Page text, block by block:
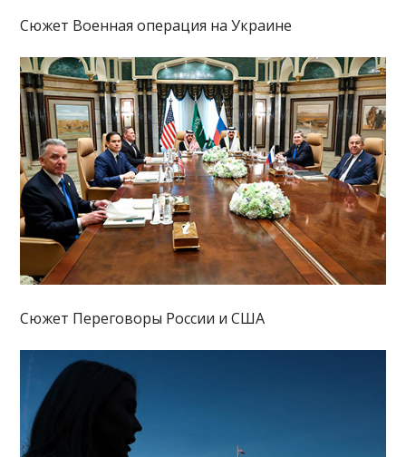
Сюжет Военная операция на Украине
Сюжет Переговоры России и США